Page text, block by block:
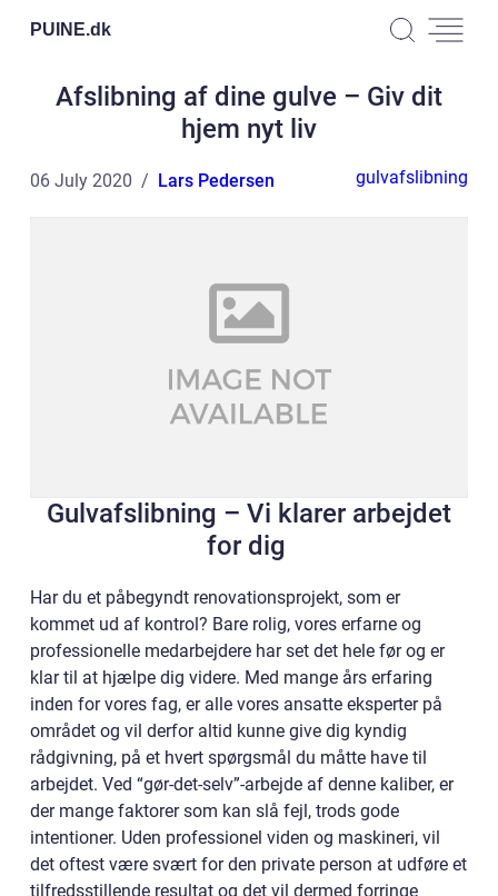
PUINE.dk
Afslibning af dine gulve – Giv dit
hjem nyt liv
06 July 2020 Lars Pedersen gulvafslibning
Gulvafslibning – Vi klarer arbejdet
for dig
Har du et påbegyndt renovationsprojekt, som er
kommet ud af kontrol? Bare rolig, vores erfarne og
professionelle medarbejdere har set det hele før og er
klar til at hjælpe dig videre. Med mange års erfaring
inden for vores fag, er alle vores ansatte eksperter på
området og vil derfor altid kunne give dig kyndig
rådgivning, på et hvert spørgsmål du måtte have til
arbejdet. Ved “gør-det-selv”-arbejde af denne kaliber, er
der mange faktorer som kan slå fejl, trods gode
intentioner. Uden professionel viden og maskineri, vil
det oftest være svært for den private person at udføre et
tilfredsstillende resultat og det vil dermed forringe